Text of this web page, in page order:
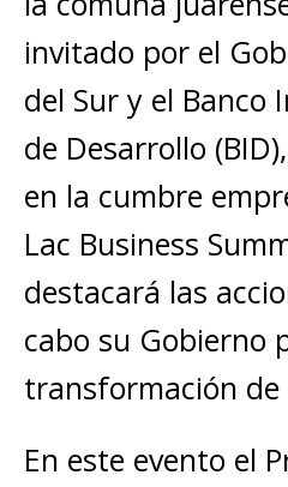
invitado por el
del Sur y el Banco
de Desarrollo
en la cumbre
Lac Business
destacará las
cabo su Gobierno
transformación de
En este evento el